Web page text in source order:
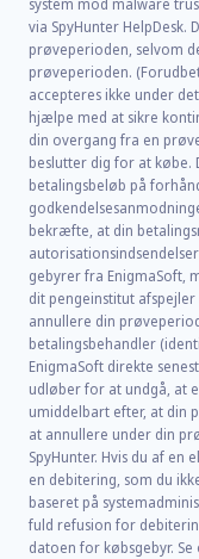
via SpyHunter HelpDesk.
prøveperioden, selvom
prøveperioden.
accepteres ikke under
hjælpe med at sikre
din overgang fra en
beslutter dig for at
betalingsbeløb på
bekræfte, at din
gebyrer fra EnigmaSoft,
dit pengeinstitut
annullere din
betalingsbehandler
EnigmaSoft direkte
udløber for at undgå, at
umiddelbart efter, at din
at annullere under din
SpyHunter. Hvis du af en
en debitering, som du
baseret på
fuld refusion for
datoen for købsgebyr.